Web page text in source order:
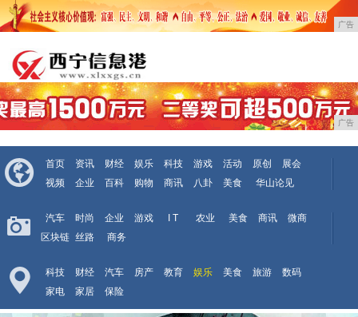
广告
广告
首页 资讯 财经 娱乐 科技 游戏 活动 原创
展会
视频
企业 百科 购物 商讯 八卦 美食 华山论见
汽车 时尚 企业 游戏 I T 农业 美食 商讯
微商
区块链 丝路 商务
科技 财经 汽车 房产 教育 娱乐 美食 旅游
数码
家电
家居 保险